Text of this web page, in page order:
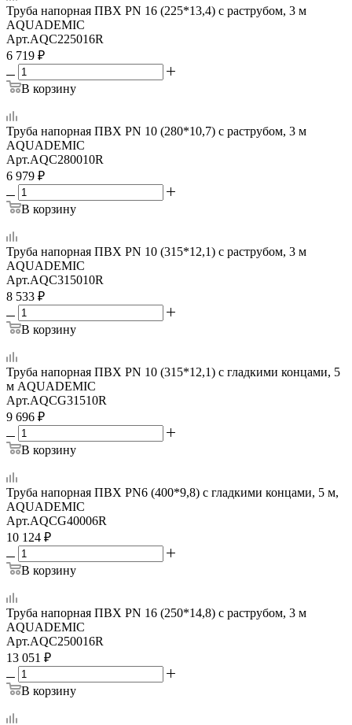
Труба напорная ПВХ PN 16 (225*13,4) с раструбом, 3 м
AQUADEMIC
Арт.AQC225016R
6 719 ₽
В корзину
Труба напорная ПВХ PN 10 (280*10,7) с раструбом, 3 м
AQUADEMIC
Арт.AQC280010R
6 979 ₽
В корзину
Труба напорная ПВХ PN 10 (315*12,1) с раструбом, 3 м
AQUADEMIC
Арт.AQC315010R
8 533 ₽
В корзину
Труба напорная ПВХ PN 10 (315*12,1) с гладкими концами, 5
м AQUADEMIC
Арт.AQCG31510R
9 696 ₽
В корзину
Труба напорная ПВХ PN6 (400*9,8) с гладкими концами, 5 м,
AQUADEMIC
Арт.AQCG40006R
10 124 ₽
В корзину
Труба напорная ПВХ PN 16 (250*14,8) с раструбом, 3 м
AQUADEMIC
Арт.AQC250016R
13 051 ₽
В корзину